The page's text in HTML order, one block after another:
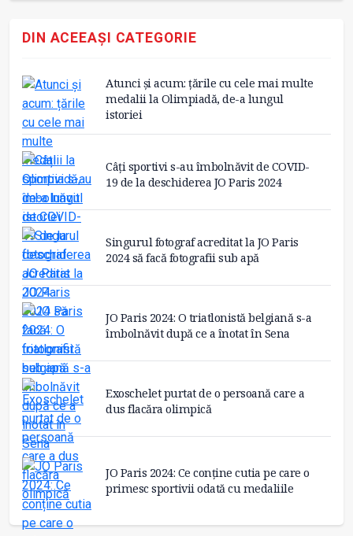
DIN ACEEAȘI CATEGORIE
Atunci și acum: țările cu cele mai multe
medalii la Olimpiadă, de-a lungul
istoriei
Câți sportivi s-au îmbolnăvit de COVID-
19 de la deschiderea JO Paris 2024
Singurul fotograf acreditat la JO Paris
2024 să facă fotografii sub apă
JO Paris 2024: O triatlonistă belgiană s-a
îmbolnăvit după ce a înotat în Sena
Exoschelet purtat de o persoană care a
dus flacăra olimpică
JO Paris 2024: Ce conține cutia pe care o
primesc sportivii odată cu medaliile